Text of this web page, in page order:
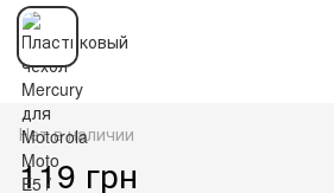
Нет в наличии
119 грн